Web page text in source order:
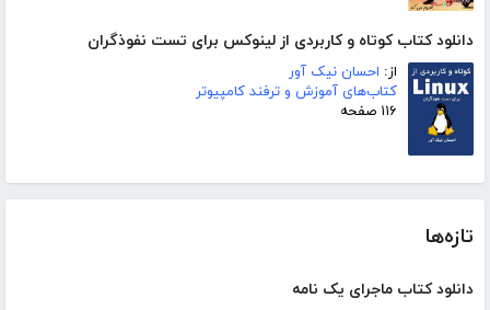
دانلود کتاب کوتاه و کاربردی از لینوکس برای تست نفوذگران
از: احسان نیک آور
کتاب‌های آموزش و ترفند کامپیوتر
۱۱۶ صفحه
تازه‌ها
دانلود کتاب ماجرای یک نامه